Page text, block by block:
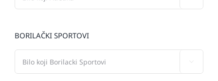
BORILAČKI SPORTOVI